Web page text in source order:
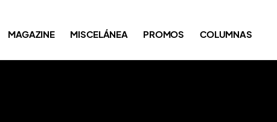
MAGAZINE MISCELÁNEA PROMOS COLUMNAS